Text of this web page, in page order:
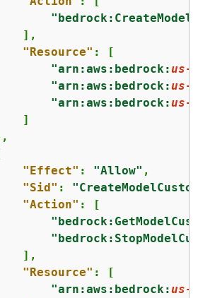
],
"Resource" : [
"arn:aws:bedrock:us-
"arn:aws:bedrock:us-
"arn:aws:bedrock:us-
]
"Effect" : "Allow" ,
"Sid" :
"Action" : [
],
"Resource" : [
"arn:aws:bedrock:us-